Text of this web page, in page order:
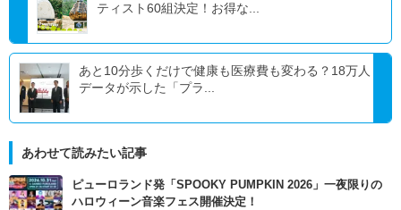
ティスト60組決定！お得な...
あと10分歩くだけで健康も医療費も変わる？18万人
データが示した「プラ...
あわせて読みたい記事
ピューロランド発「SPOOKY PUMPKIN 2026」一夜限りの
ハロウィーン音楽フェス開催決定！